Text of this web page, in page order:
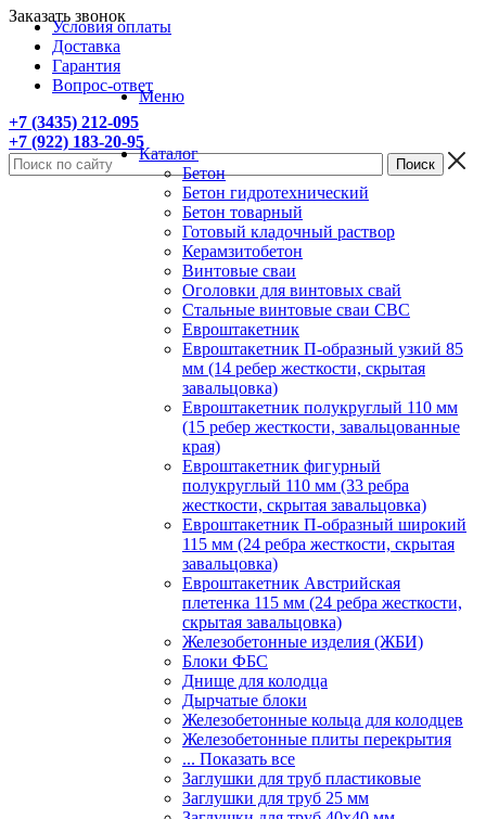
Условия оплаты
Доставка
Гарантия
Вопрос-ответ
+7 (3435) 212-095
+7 (922) 183-20-95
Заказать звонок
Меню
Каталог
Бетон
Бетон гидротехнический
Бетон товарный
Готовый кладочный раствор
Керамзитобетон
Винтовые сваи
Оголовки для винтовых свай
Стальные винтовые сваи СВС
Евроштакетник
Евроштакетник П-образный узкий 85
мм (14 ребер жесткости, скрытая
завальцовка)
Евроштакетник полукруглый 110 мм
(15 ребер жесткости, завальцованные
края)
Евроштакетник фигурный
полукруглый 110 мм (33 ребра
жесткости, скрытая завальцовка)
Евроштакетник П-образный широкий
115 мм (24 ребра жесткости, скрытая
завальцовка)
Евроштакетник Австрийская
плетенка 115 мм (24 ребра жесткости,
скрытая завальцовка)
Железобетонные изделия (ЖБИ)
Блоки ФБС
Днище для колодца
Дырчатые блоки
Железобетонные кольца для колодцев
Железобетонные плиты перекрытия
... Показать все
Заглушки для труб пластиковые
Заглушки для труб 25 мм